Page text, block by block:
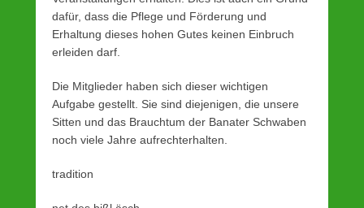
n
2
.
e
z
e
m
e
dafür, dass die Pflege und Förderung und
Erhaltung dieses hohen Gutes keinen Einbruch
erleiden darf.
Die Mitglieder haben sich dieser wichtigen
Aufgabe gestellt. Sie sind diejenigen, die unsere
Sitten und das Brauchtum der Banater Schwaben
noch viele Jahre aufrechterhalten.
tradition